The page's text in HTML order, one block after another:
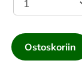
Ostoskoriin